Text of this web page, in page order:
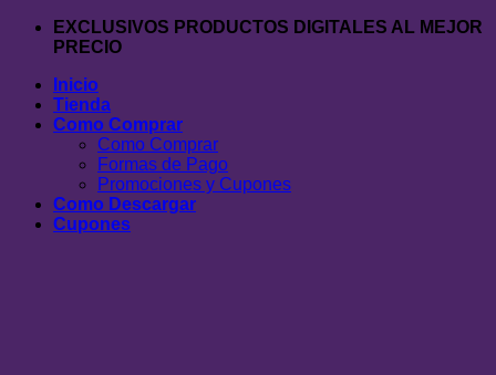
Saltar
EXCLUSIVOS PRODUCTOS DIGITALES AL MEJOR
PRECIO
Inicio
Tienda
Como Comprar
Como Comprar
Formas de Pago
Promociones y Cupones
Como Descargar
Cupones